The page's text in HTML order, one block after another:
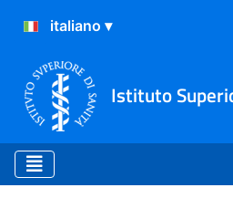
Istituto